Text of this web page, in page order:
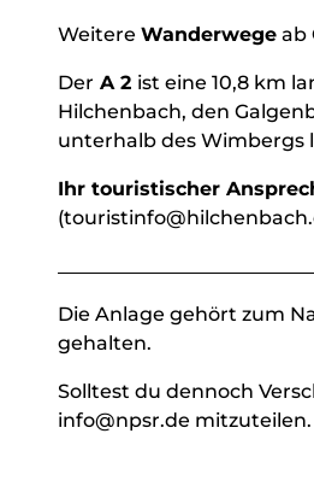
Weitere Wanderwege ab
Der A 2 ist eine 10,8 km
Hilchenbach, den
unterhalb des Wimbergs
Ihr touristischer
Die Anlage gehört zum
gehalten.
Solltest du dennoch
info@npsr.de mitzuteilen.